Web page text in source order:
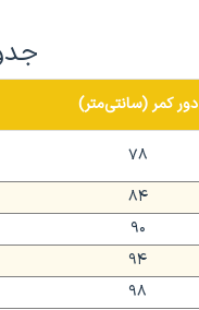
دور کمر (سانتی‌متر)
78
84
90
94
98